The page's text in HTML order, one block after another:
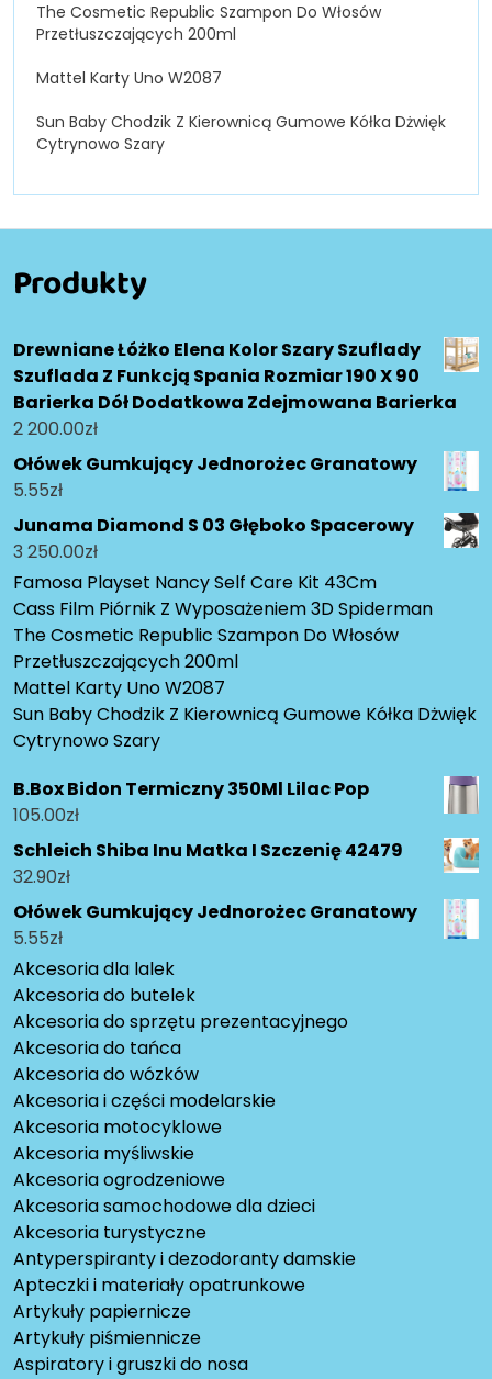
The Cosmetic Republic Szampon Do Włosów
Przetłuszczających 200ml
Mattel Karty Uno W2087
Sun Baby Chodzik Z Kierownicą Gumowe Kółka Dżwięk
Cytrynowo Szary
Produkty
Drewniane Łóżko Elena Kolor Szary Szuflady
Szuflada Z Funkcją Spania Rozmiar 190 X 90
Barierka Dół Dodatkowa Zdejmowana Barierka
2 200.00zł
Ołówek Gumkujący Jednorożec Granatowy
5.55zł
Junama Diamond S 03 Głęboko Spacerowy
3 250.00zł
Famosa Playset Nancy Self Care Kit 43Cm
Cass Film Piórnik Z Wyposażeniem 3D Spiderman
The Cosmetic Republic Szampon Do Włosów
Przetłuszczających 200ml
Mattel Karty Uno W2087
Sun Baby Chodzik Z Kierownicą Gumowe Kółka Dżwięk
Cytrynowo Szary
B.Box Bidon Termiczny 350Ml Lilac Pop
105.00zł
Schleich Shiba Inu Matka I Szczenię 42479
32.90zł
Ołówek Gumkujący Jednorożec Granatowy
5.55zł
Akcesoria dla lalek
Akcesoria do butelek
Akcesoria do sprzętu prezentacyjnego
Akcesoria do tańca
Akcesoria do wózków
Akcesoria i części modelarskie
Akcesoria motocyklowe
Akcesoria myśliwskie
Akcesoria ogrodzeniowe
Akcesoria samochodowe dla dzieci
Akcesoria turystyczne
Antyperspiranty i dezodoranty damskie
Apteczki i materiały opatrunkowe
Artykuły papiernicze
Artykuły piśmiennicze
Aspiratory i gruszki do nosa